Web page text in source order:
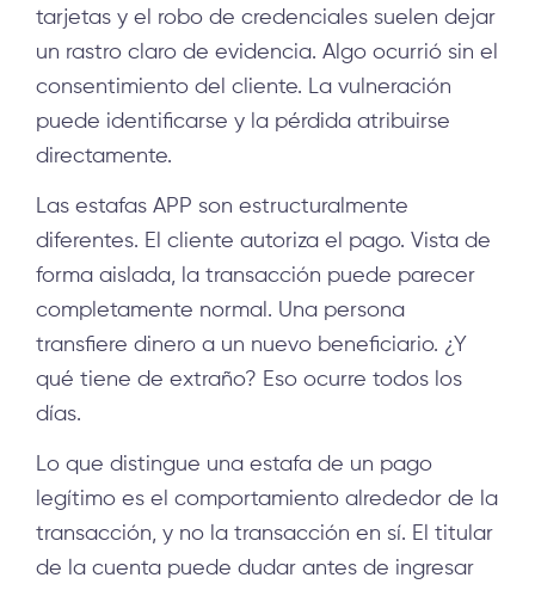
tarjetas y el robo de credenciales suelen dejar
un rastro claro de evidencia. Algo ocurrió sin el
consentimiento del cliente. La vulneración
puede identificarse y la pérdida atribuirse
directamente.
Las estafas APP son estructuralmente
diferentes. El cliente autoriza el pago. Vista de
forma aislada, la transacción puede parecer
completamente normal. Una persona
transfiere dinero a un nuevo beneficiario. ¿Y
qué tiene de extraño? Eso ocurre todos los
días.
Lo que distingue una estafa de un pago
legítimo es el comportamiento alrededor de la
transacción, y no la transacción en sí. El titular
de la cuenta puede dudar antes de ingresar